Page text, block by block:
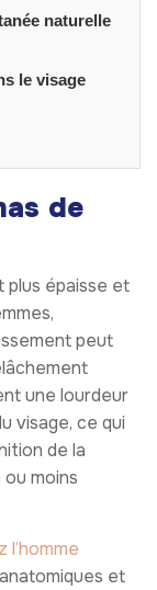
naturelle
le visage
de
plus épaisse et
peut
une lourdeur
visage, ce qui
de la
moins
et